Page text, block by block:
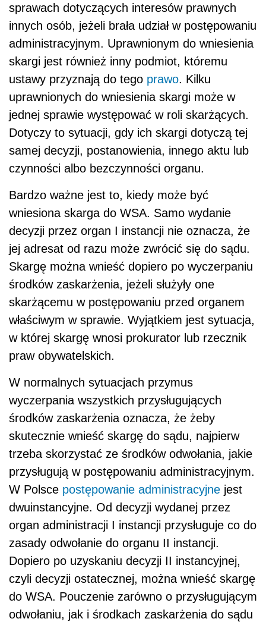
sprawach dotyczących interesów prawnych
innych osób, jeżeli brała udział w postępowaniu
administracyjnym. Uprawnionym do wniesienia
skargi jest również inny podmiot, któremu
ustawy przyznają do tego prawo. Kilku
uprawnionych do wniesienia skargi może w
jednej sprawie występować w roli skarżących.
Dotyczy to sytuacji, gdy ich skargi dotyczą tej
samej decyzji, postanowienia, innego aktu lub
czynności albo bezczynności organu.
Bardzo ważne jest to, kiedy może być
wniesiona skarga do WSA. Samo wydanie
decyzji przez organ I instancji nie oznacza, że
jej adresat od razu może zwrócić się do sądu.
Skargę można wnieść dopiero po wyczerpaniu
środków zaskarżenia, jeżeli służyły one
skarżącemu w postępowaniu przed organem
właściwym w sprawie. Wyjątkiem jest sytuacja,
w której skargę wnosi prokurator lub rzecznik
praw obywatelskich.
W normalnych sytuacjach przymus
wyczerpania wszystkich przysługujących
środków zaskarżenia oznacza, że żeby
skutecznie wnieść skargę do sądu, najpierw
trzeba skorzystać ze środków odwołania, jakie
przysługują w postępowaniu administracyjnym.
W Polsce postępowanie administracyjne jest
dwuinstancyjne. Od decyzji wydanej przez
organ administracji I instancji przysługuje co do
zasady odwołanie do organu II instancji.
Dopiero po uzyskaniu decyzji II instancyjnej,
czyli decyzji ostatecznej, można wnieść skargę
do WSA. Pouczenie zarówno o przysługującym
odwołaniu, jak i środkach zaskarżenia do sądu